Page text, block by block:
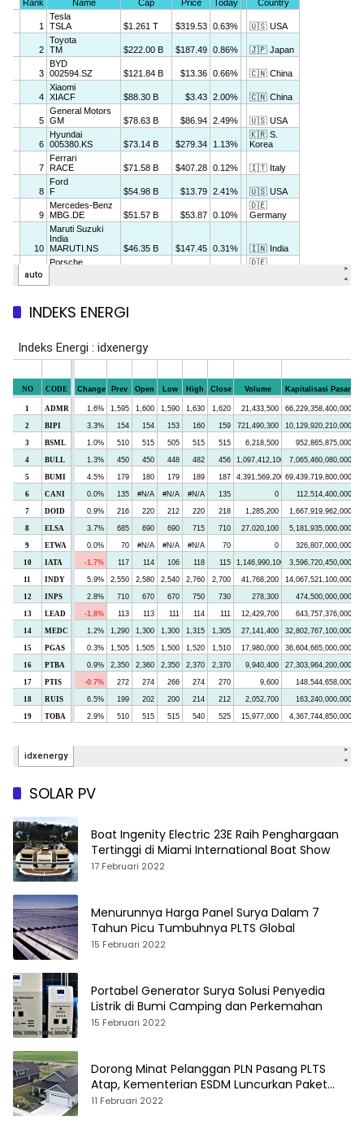
INDEKS ENERGI
SOLAR PV
Boat Ingenity Electric 23E Raih Penghargaan
Tertinggi di Miami International Boat Show
17 Februari 2022
Menurunnya Harga Panel Surya Dalam 7
Tahun Picu Tumbuhnya PLTS Global
15 Februari 2022
Portabel Generator Surya Solusi Penyedia
Listrik di Bumi Camping dan Perkemahan
15 Februari 2022
Dorong Minat Pelanggan PLN Pasang PLTS
Atap, Kementerian ESDM Luncurkan Paket
Hibah SEF
11 Februari 2022